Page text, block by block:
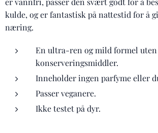
kulde, og er fantastisk på nattestid for å
næring.
En ultra-ren og mild formel uten
konserveringsmiddler.
Inneholder ingen parfyme eller
Passer veganere.
Ikke testet på dyr.